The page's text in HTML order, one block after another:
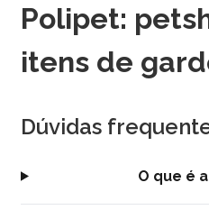
Polipet:
itens de
Dúvidas
O que é